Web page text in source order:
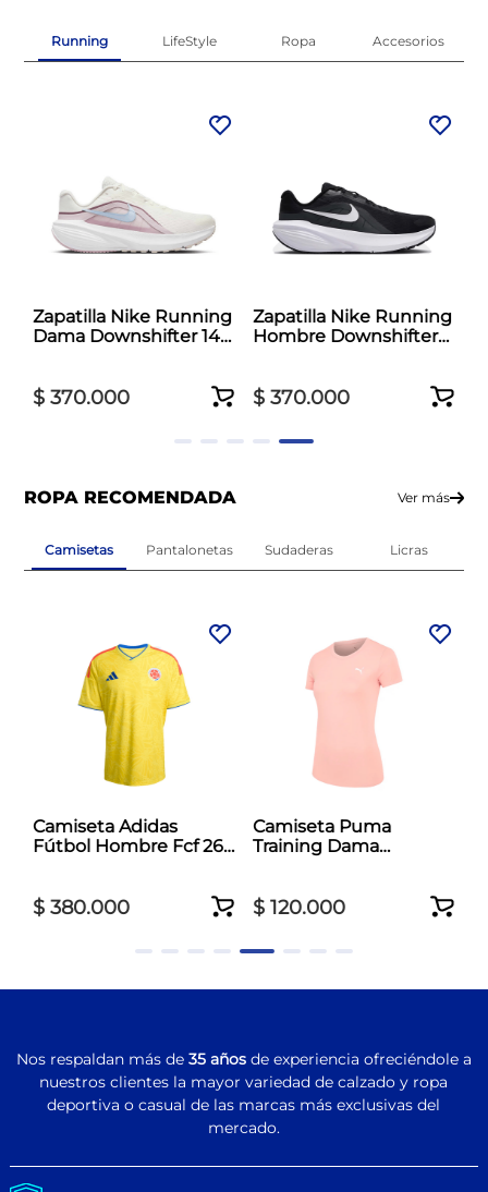
Running LifeStyle Ropa Accesorios
Zapatilla Nike Running
Dama Downshifter 14
$ 370.000
Zapatilla Nike Running
Hombre Downshifter
$ 370.000
ROPA RECOMENDADA Ver más
Camisetas Pantalonetas Sudaderas Licras
Camiseta Adidas
Fútbol Hombre Fcf 26
$ 380.000
Camiseta Puma
Training Dama
$ 120.000
Nos respaldan más de 35 añosde experiencia ofreciéndole a
nuestros clientes la mayor variedad de calzado y ropa
deportiva o casual de las marcas más exclusivas del
mercado.